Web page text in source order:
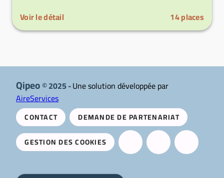
Voir le détail
14places
Qipeo© 2025 -Une solution développée par
AireServices
CONTACT
DEMANDE DE PARTENARIAT
GESTION DES COOKIES